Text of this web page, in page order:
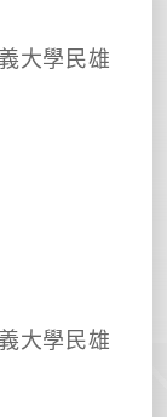
大學民雄
大學民雄